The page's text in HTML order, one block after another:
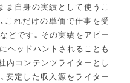
ま自身の実績として使うこ
これだけの単価で仕事を受
どです。その実績をアピー
ヘッドハントされることも
内コンテンツライターとし
安定した収入源をライター